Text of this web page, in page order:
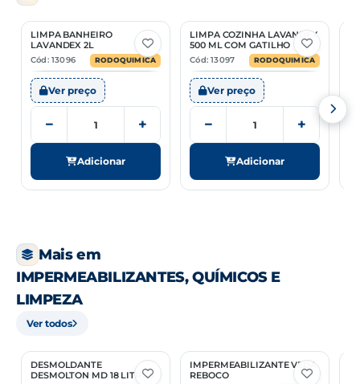
LIMPA BANHEIRO
LAVANDEX 2L
Cód: 13096
RODOQUIMICA
Ver preço
− +
Adicionar
LIMPA COZINHA LAVANDEX
500 ML COM GATILHO
Cód: 13097
RODOQUIMICA
Ver preço
− +
Adicionar
Mais em
IMPERMEABILIZANTES, QUÍMICOS E
LIMPEZA
Ver todos
DESMOLDANTE
DESMOLTON MD 18 LITROS
3 Opções
IMPERMEABILIZANTE VEDA
REBOCO